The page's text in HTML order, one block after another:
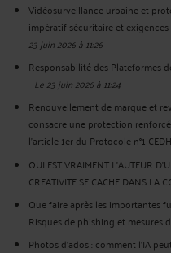
Vidéosurveillance urbaine et
impératif sécuritaire et
23 juin 2026 à 11:26
Responsabilité des Plateformes
- Le 23 juin 2026 à 11:24
Renouvellement de marque et
consacre une protection
l’article 1er du Protocole n°1 CEDH
QUI EST VRAIMENT L’AUTEUR
CREATIVITE SE CACHE DANS LA
Que faire après les importantes
Risques de phishing et mesures
Photos d’ados : comment l’IA